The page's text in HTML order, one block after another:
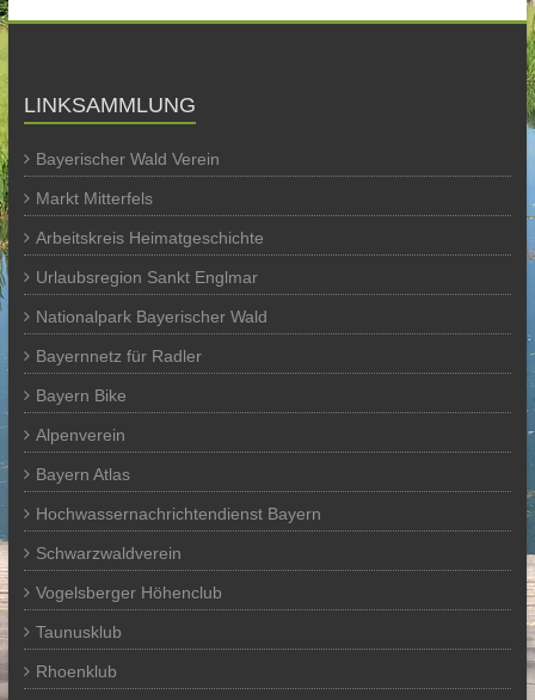
LINKSAMMLUNG
Bayerischer Wald Verein
Markt Mitterfels
Arbeitskreis Heimatgeschichte
Urlaubsregion Sankt Englmar
Nationalpark Bayerischer Wald
Bayernnetz für Radler
Bayern Bike
Alpenverein
Bayern Atlas
Hochwassernachrichtendienst Bayern
Schwarzwaldverein
Vogelsberger Höhenclub
Taunusklub
Rhoenklub